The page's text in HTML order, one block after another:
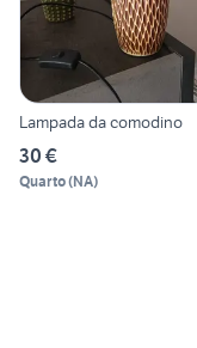
Lampada da comodino
30 €
Quarto(NA)